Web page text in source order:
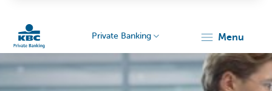
KBC
Private Banking menu